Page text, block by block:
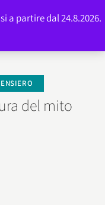
del mito
a partire dal 24.8.2026.